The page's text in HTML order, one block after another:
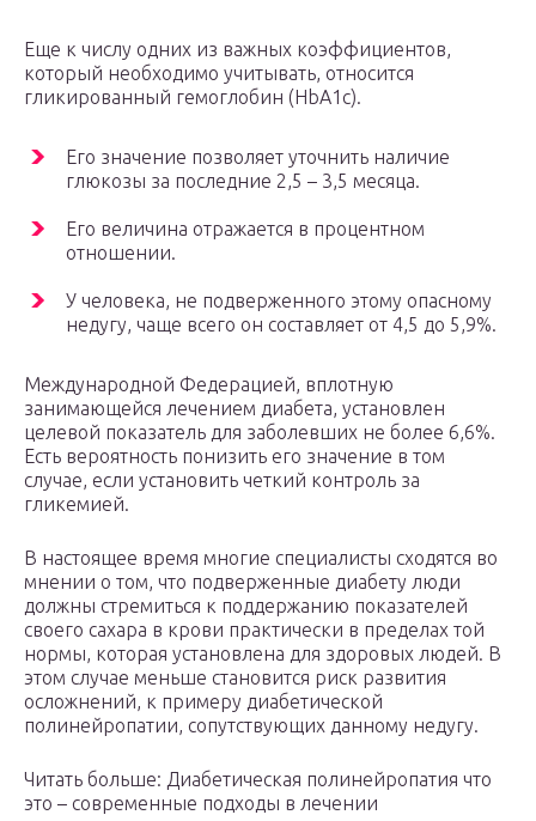
Еще к числу одних из важных коэффициентов,
который необходимо учитывать, относится
гликированный гемоглобин (HbA1c).
Его значение позволяет уточнить наличие
глюкозы за последние 2,5 – 3,5 месяца.
Его величина отражается в процентном
отношении.
У человека, не подверженного этому опасному
недугу, чаще всего он составляет от 4,5 до 5,9%.
Международной Федерацией, вплотную
занимающейся лечением диабета, установлен
целевой показатель для заболевших не более 6,6%.
Есть вероятность понизить его значение в том
случае, если установить четкий контроль за
гликемией.
В настоящее время многие специалисты сходятся во
мнении о том, что подверженные диабету люди
должны стремиться к поддержанию показателей
своего сахара в крови практически в пределах той
нормы, которая установлена для здоровых людей. В
этом случае меньше становится риск развития
осложнений, к примеру диабетической
полинейропатии, сопутствующих данному недугу.
Читать больше: Диабетическая полинейропатия что
это – современные подходы в лечении